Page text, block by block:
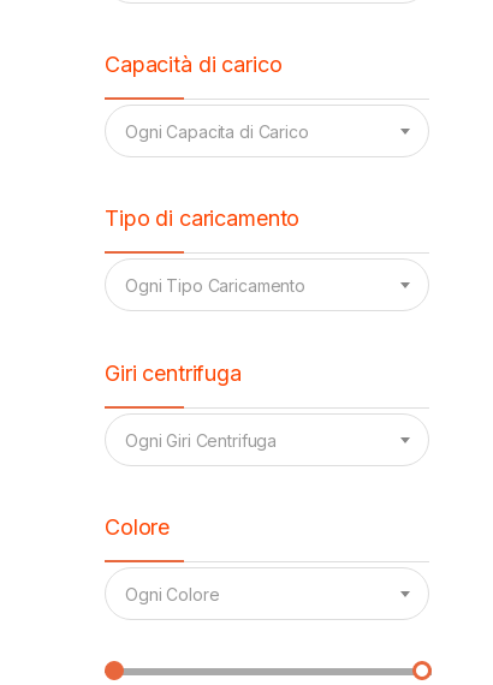
Capacità di carico
Ogni Capacita di Carico
Tipo di caricamento
Ogni Tipo Caricamento
Giri centrifuga
Ogni Giri Centrifuga
Colore
Ogni Colore